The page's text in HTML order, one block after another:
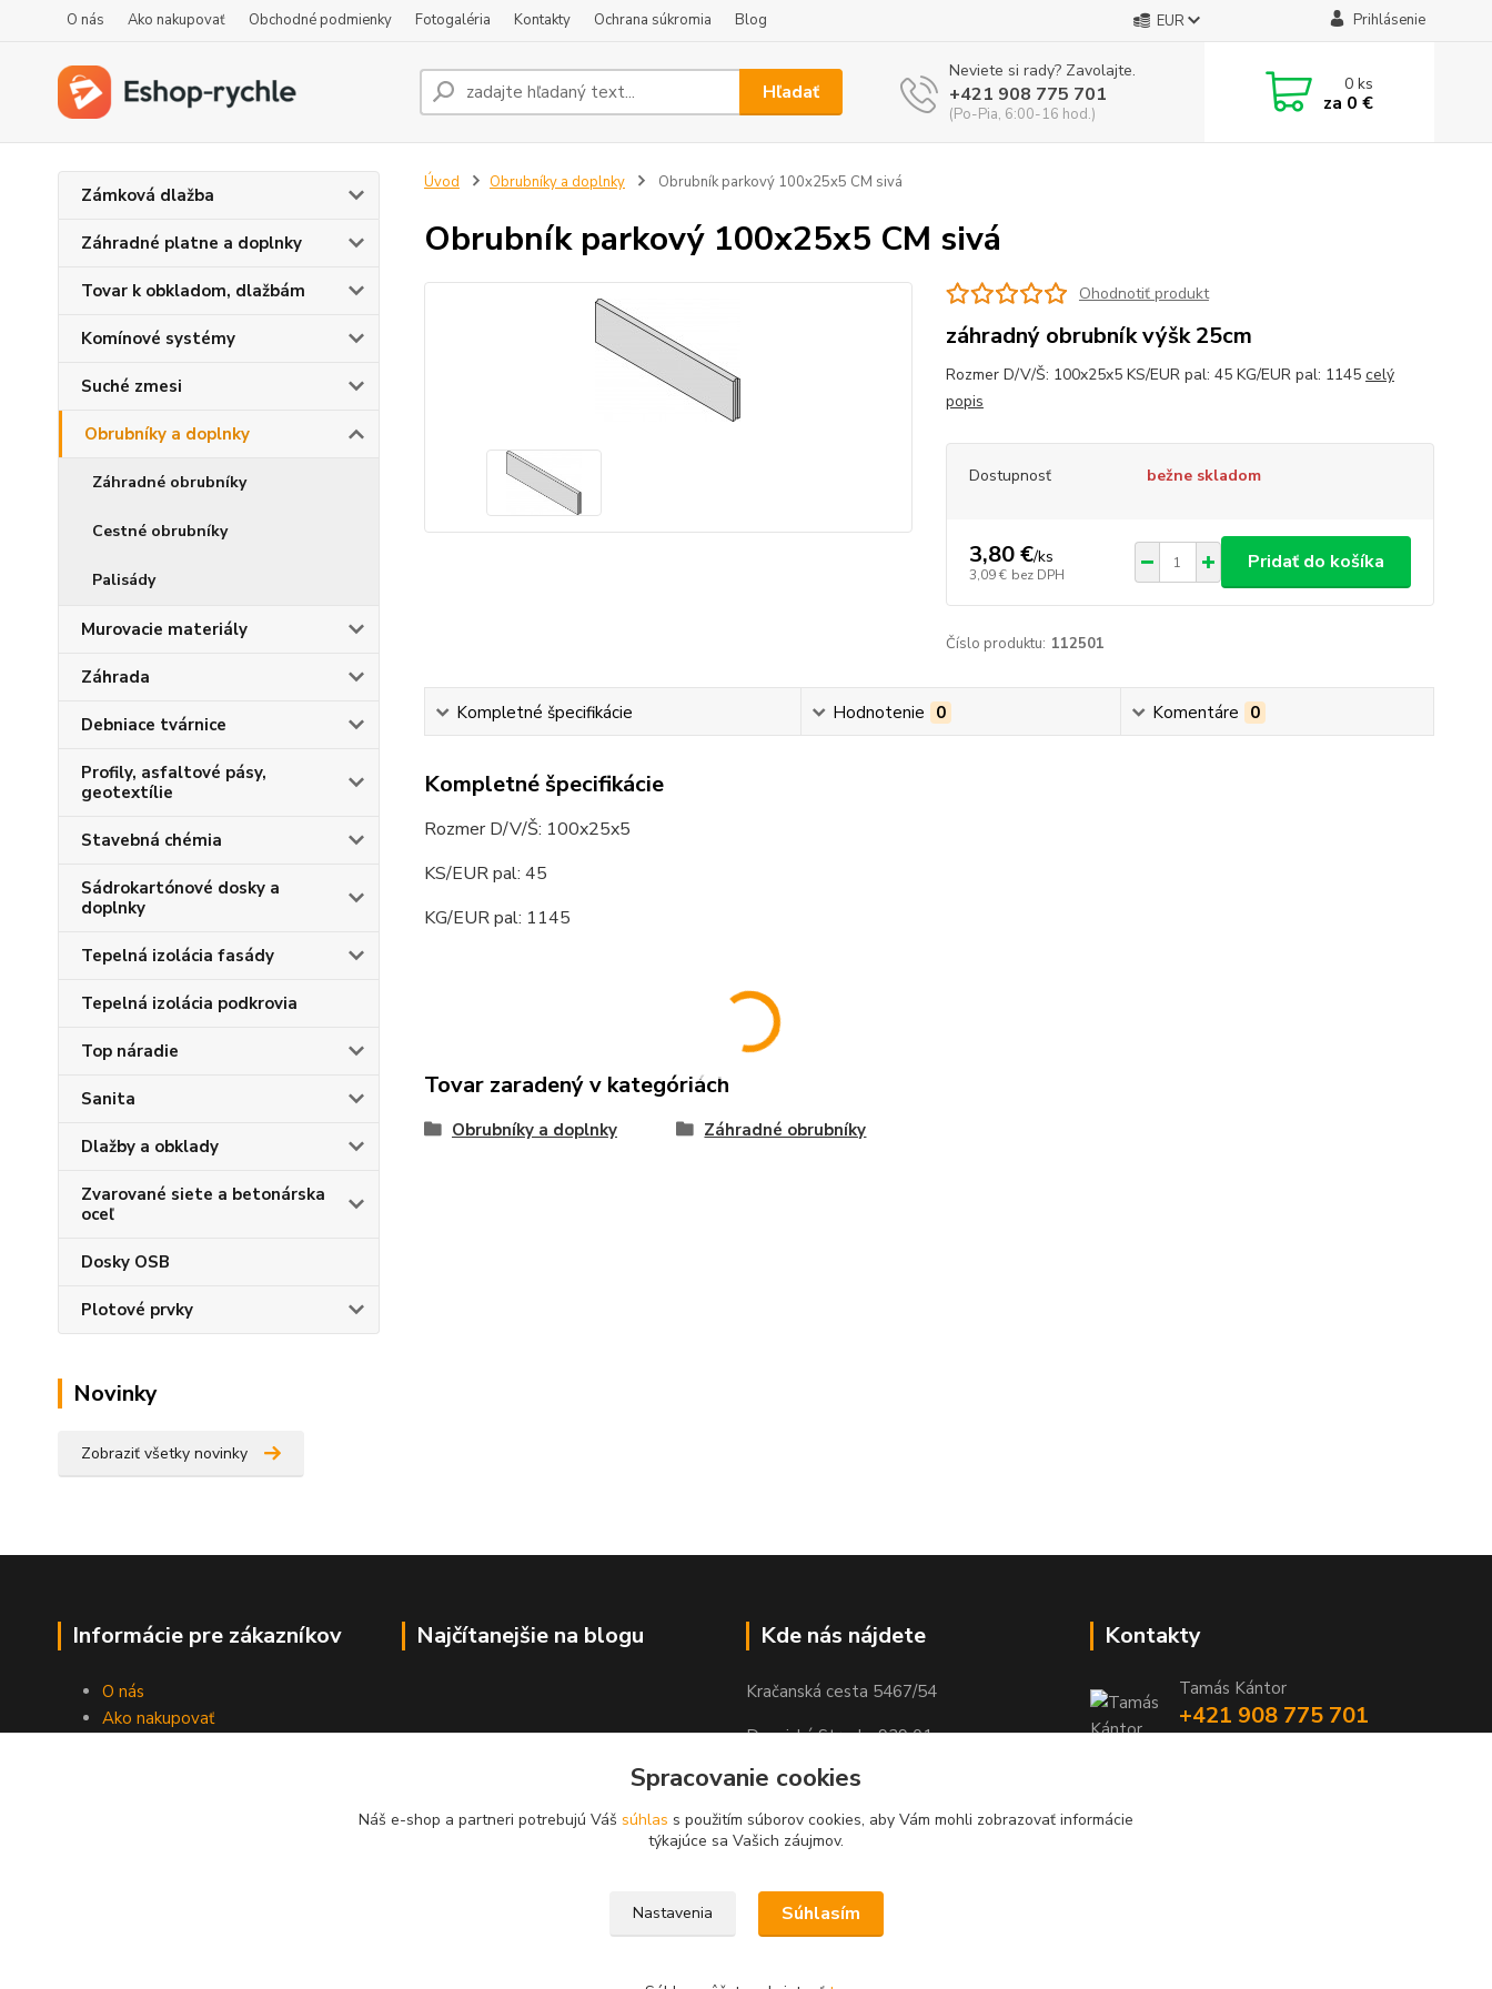
O nás Ako nakupovať Obchodné podmienky Fotogaléria Kontakty Ochrana súkromia Blog EUR Prihlásenie
Hľadať
Neviete si rady? Zavolajte.
+421 908 775 701
(Po-Pia, 6:00-16 hod.)
0ks
za 0 €
Zámková dlažba
Záhradné platne a doplnky
Tovar k obkladom, dlažbám
Komínové systémy
Suché zmesi
Obrubníky a doplnky
Záhradné obrubníky
Cestné obrubníky
Palisády
Murovacie materiály
Záhrada
Debniace tvárnice
Profily, asfaltové pásy,
geotextílie
Stavebná chémia
Sádrokartónové dosky a
doplnky
Tepelná izolácia fasády
Tepelná izolácia podkrovia
Top náradie
Sanita
Dlažby a obklady
Zvarované siete a betonárska
oceľ
Dosky OSB
Plotové prvky
Novinky
Zobraziť všetky novinky
Úvod Obrubníky a doplnky Obrubník parkový 100x25x5 CM sivá
Obrubník parkový 100x25x5 CM sivá
Ohodnotiť produkt
záhradný obrubník výšk 25cm
Rozmer D/V/Š: 100x25x5 KS/EUR pal: 45 KG/EUR pal: 1145 celý
popis
Dostupnosť bežne skladom
3,80 €/ks
3,09 € bez DPH
Pridať do košíka
Číslo produktu: 112501
Kompletné špecifikácie Hodnotenie 0 Komentáre 0
Kompletné špecifikácie
Rozmer D/V/Š: 100x25x5
KS/EUR pal: 45
KG/EUR pal: 1145
Tovar zaradený v kategóriách
Obrubníky a doplnky Záhradné obrubníky
Informácie pre zákazníkov
O nás
Ako nakupovať
Najčítanejšie na blogu Kde nás nájdete
Kračanská cesta 5467/54
Dunajská Streda, 929 01
Kontakty
Tamás Kántor
+421 908 775 701
Spracovanie cookies
Náš e-shop a partneri potrebujú Váš súhlas s použitím súborov cookies, aby Vám mohli zobrazovať informácie
týkajúce sa Vašich záujmov.
Nastavenia Súhlasím